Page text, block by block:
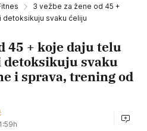
3 vežbe za žene od 45 +
detoksikuju svaku ćeliju
45 + koje daju telu
svaku
i sprava, trening od